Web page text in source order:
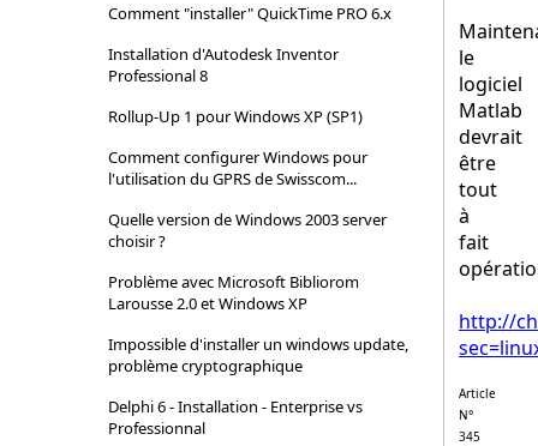
Comment "installer" QuickTime PRO 6.x
Installation d'Autodesk Inventor
Professional 8
Rollup-Up 1 pour Windows XP (SP1)
Comment configurer Windows pour
l'utilisation du GPRS de Swisscom...
Quelle version de Windows 2003 server
choisir ?
Problème avec Microsoft Bibliorom
Larousse 2.0 et Windows XP
Impossible d'installer un windows update,
problème cryptographique
Delphi 6 - Installation - Enterprise vs
Professionnal
le
logiciel
Matlab
devrait
être
tout
à
fait
http://
Article
N°
345